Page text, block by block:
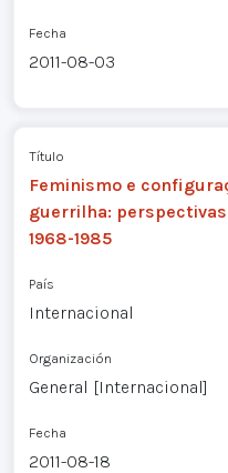
Fecha
2011-08-03
Título
Feminismo e
guerrilha:
1968-1985
País
Internacional
Organización
General [Internacional]
Fecha
2011-08-18